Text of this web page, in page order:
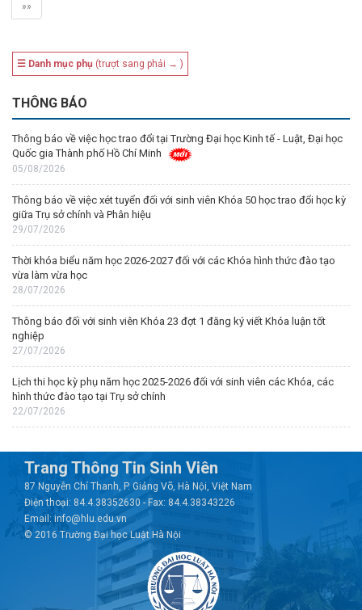
»»
☰ Danh mục phụ (trượt sang phải → )
THÔNG BÁO
Thông báo về việc học trao đổi tại Trường Đại học Kinh tế - Luật, Đại học
Quốc gia Thành phố Hồ Chí Minh
05/08/2026
Thông báo về việc xét tuyển đối với sinh viên Khóa 50 học trao đổi học kỳ
giữa Trụ sở chính và Phân hiệu
29/07/2026
Thời khóa biểu năm học 2026-2027 đối với các Khóa hình thức đào tạo
vừa làm vừa học
28/07/2026
Thông báo đối với sinh viên Khóa 23 đợt 1 đăng ký viết Khóa luận tốt
nghiệp
27/07/2026
Lịch thi học kỳ phụ năm học 2025-2026 đối với sinh viên các Khóa, các
hình thức đào tạo tại Trụ sở chính
22/07/2026
Trang Thông Tin Sinh Viên
87 Nguyễn Chí Thanh, P. Giảng Võ, Hà Nội, Việt Nam
Điện thoại: 84.4.38352630 - Fax: 84.4.38343226
Email: info@hlu.edu.vn
© 2016 Trường Đại học Luật Hà Nội